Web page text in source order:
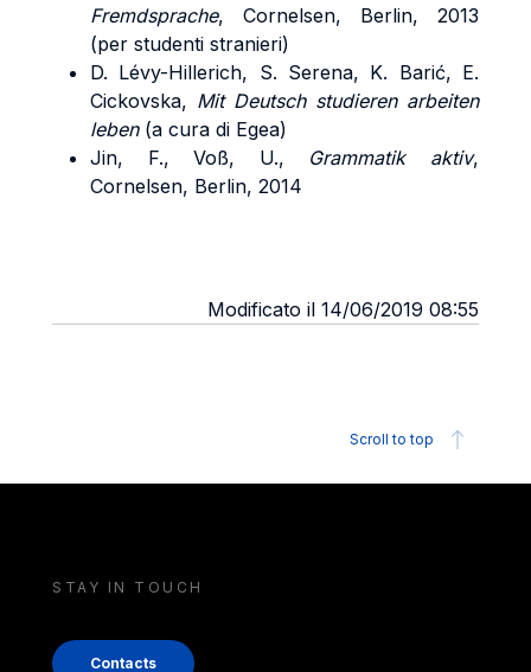
Fremdsprache, Cornelsen, Berlin, 2013
(per studenti stranieri)
D. Lévy-Hillerich, S. Serena, K. Barić, E.
Cickovska, Mit Deutsch studieren arbeiten
leben(a cura di Egea)
Jin, F., Voß, U., Grammatik aktiv,
Cornelsen, Berlin, 2014
Modificato il 14/06/2019 08:55
Scroll to top
STAY IN TOUCH
Contacts